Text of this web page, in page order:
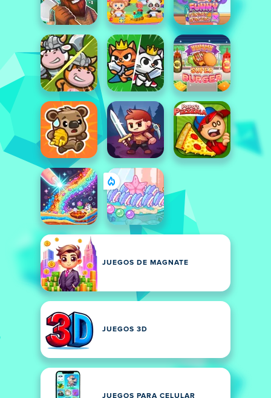
JUEGOS DE MAGNATE
JUEGOS 3D
JUEGOS PARA CELULAR